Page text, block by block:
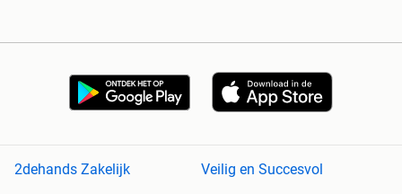
2dehands Zakelijk
Veilig en Succesvol